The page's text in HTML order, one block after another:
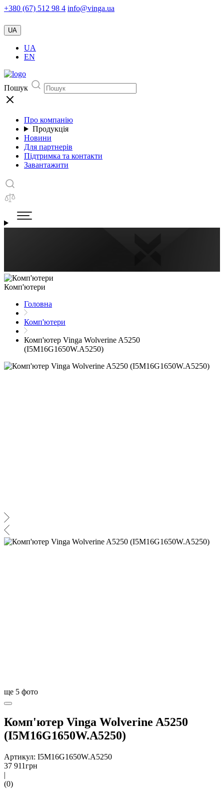
+380 (67) 512 98 4 info@vinga.ua
UA
UA
EN
Пошук
Про компанію
Продукція
Новини
Для партнерів
Підтримка та контакти
Завантажити
Комп'ютери
Головна
Комп'ютери
Комп'ютер Vinga Wolverine A5250
(I5M16G1650W.A5250)
ще 5 фото
Комп'ютер Vinga Wolverine A5250
(I5M16G1650W.A5250)
Артикул: I5M16G1650W.A5250
37 911грн
|
(0)